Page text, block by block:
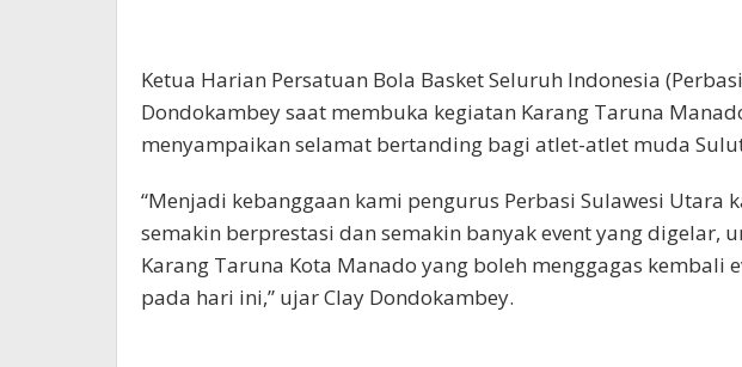
Ketua Harian Persatuan Bola Basket Seluruh Indonesia
Dondokambey saat membuka kegiatan Karang Taruna
menyampaikan selamat bertanding bagi atlet-atlet muda
“Menjadi kebanggaan kami pengurus Perbasi Sulawesi Utara
semakin berprestasi dan semakin banyak event yang digelar,
Karang Taruna Kota Manado yang boleh menggagas kembali
pada hari ini,” ujar Clay Dondokambey.